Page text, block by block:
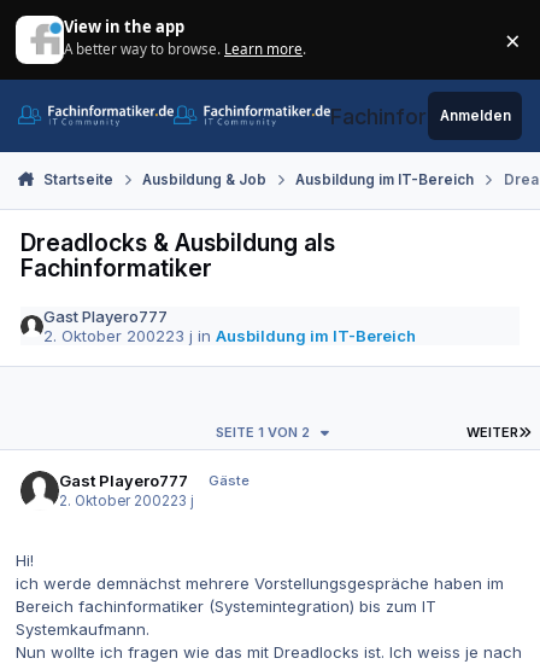
View in the app
A better way to browse. Learn more. ×
Fachinformatiker.de
Anmelden
Startseite Ausbildung & Job Ausbildung im IT-Bereich
Dreadlocks & Ausbildung als
Fachinformatiker
Gast Playero777
2. Oktober 200223 j inAusbildung im IT-Bereich
WEITER
SEITE 1 VON 2
Gast Playero777
Gäste
2. Oktober 200223 j
Hi!
ich werde demnächst mehrere Vorstellungsgespräche haben im
Bereich fachinformatiker (Systemintegration) bis zum IT
Systemkaufmann.
Nun wollte ich fragen wie das mit Dreadlocks ist. Ich weiss je nach